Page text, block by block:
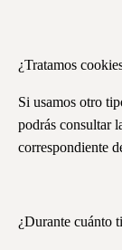
¿Tratamos
Si usamos otro
podrás consultar
correspondiente
¿Durante cuánto